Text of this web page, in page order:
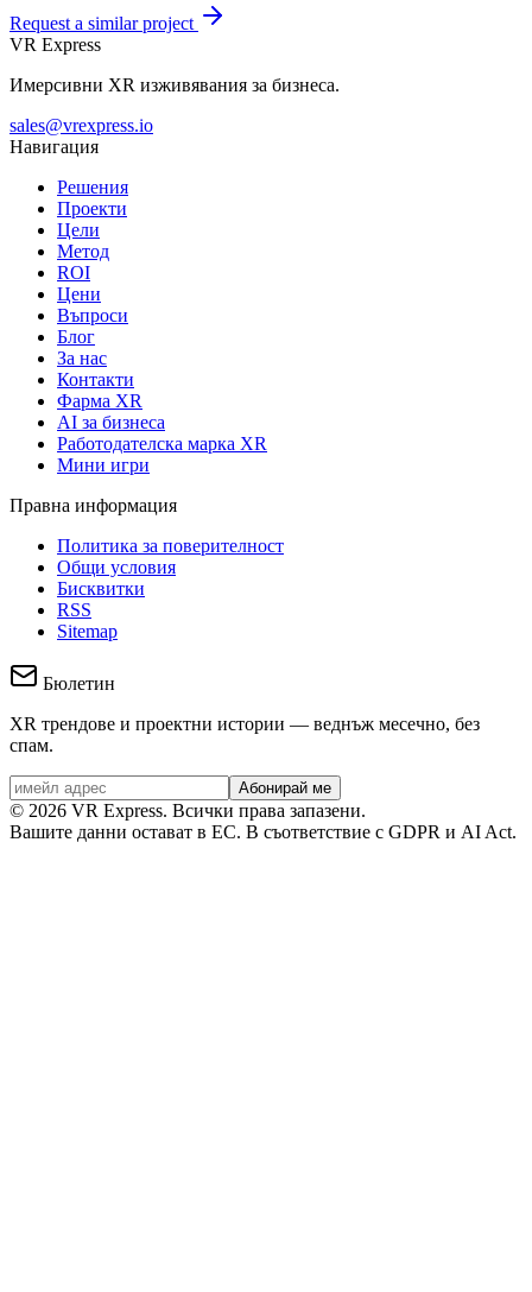
Request a similar project
VR Express
Имерсивни XR изживявания за бизнеса.
sales@vrexpress.io
Навигация
Решения
Проекти
Цели
Метод
ROI
Цени
Въпроси
Блог
За нас
Контакти
Фарма XR
AI за бизнеса
Работодателска марка XR
Мини игри
Правна информация
Политика за поверителност
Общи условия
Бисквитки
RSS
Sitemap
Бюлетин
XR трендове и проектни истории — веднъж месечно, без
спам.
Абонирай ме
© 2026 VR Express. Всички права запазени.
Вашите данни остават в ЕС. В съответствие с GDPR и AI Act.